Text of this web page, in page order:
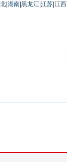
湖南 黑龙江 江苏 江西